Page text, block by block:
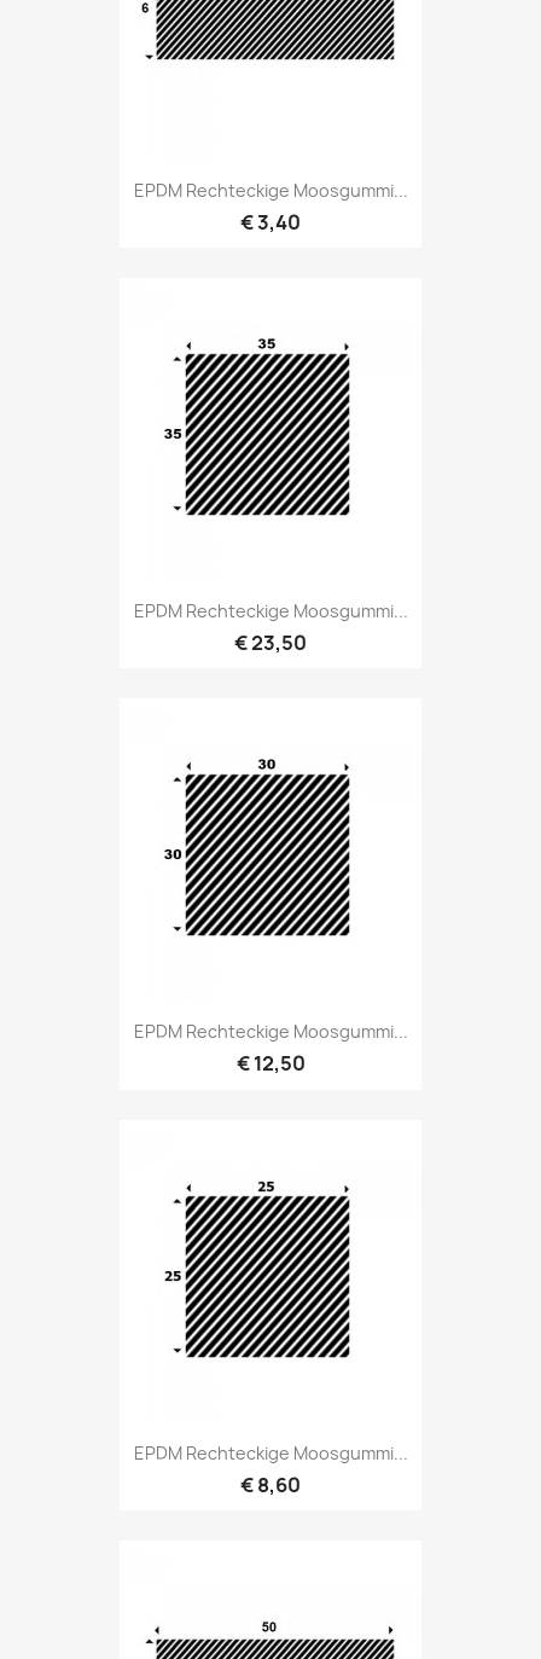
EPDM Rechteckige Moosgummi...
€ 3,40
EPDM Rechteckige Moosgummi...
€ 23,50
EPDM Rechteckige Moosgummi...
€ 12,50
EPDM Rechteckige Moosgummi...
€ 8,60